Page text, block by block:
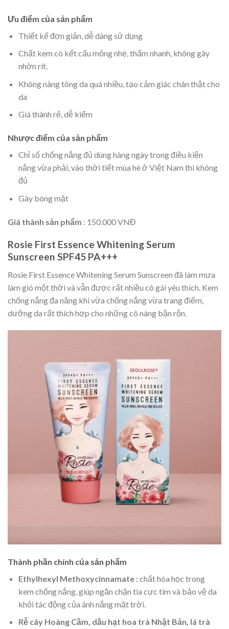
Ưu điểm của sản phẩm
Thiết kế đơn giản, dễ dàng sử dụng
Chất kem có kết cấu mỏng nhẹ, thấm nhanh, không gây
nhờn rít.
Không nâng tông da quá nhiều, tạo cảm giác chân thật cho
da
Giá thành rẻ, dễ kiếm
Nhược điểm của sản phẩm
Chỉ số chống nắng đủ dùng hàng ngày trong điều kiện
nắng vừa phải, vào thời tiết mùa hè ở Việt Nam thì không
đủ
Gây bóng mặt
Giá thành sản phẩm : 150.000 VNĐ
Rosie First Essence Whitening Serum
Sunscreen SPF45 PA+++
Rosie First Essence Whitening Serum Sunscreen đã làm mưa
làm gió một thời và vẫn được rất nhiều cô gái yêu thích. Kem
chống nắng đa năng khi vừa chống nắng vừa trang điểm,
dưỡng da rất thích hợp cho những cô nàng bận rộn.
Thành phần chính của sản phẩm
Ethylhexyl Methoxycinnamate :chất hóa học trong
kem chống nắng, giúp ngăn chặn tia cực tím và bảo vệ da
khỏi tác động của ánh nắng mặt trời.
Rễ cây Hoàng Cầm, dầu hạt hoa trà Nhật Bản, lá trà